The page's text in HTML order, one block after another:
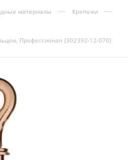
материалы — Крепежи —
Профессионал (302392-12-070)